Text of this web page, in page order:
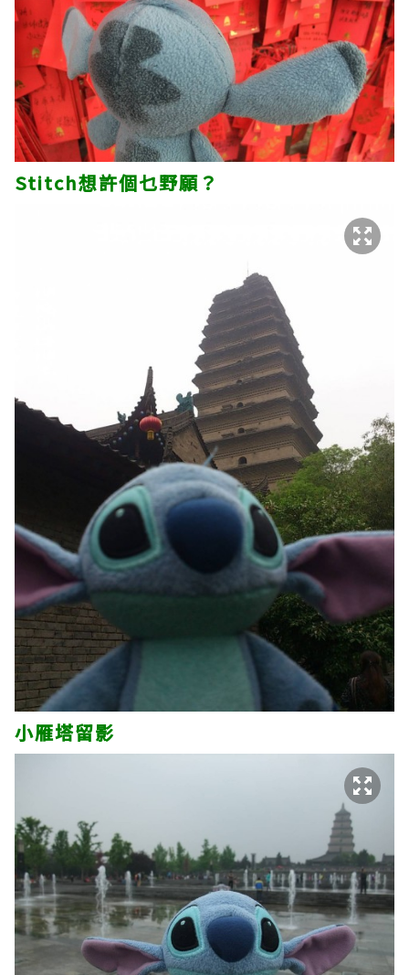
Stitch想許個乜野願？
小雁塔留影